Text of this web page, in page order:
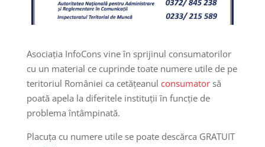
Asociația InfoCons vine în sprijinul consumatorilor
cu un material ce cuprinde toate numere utile de pe
teritoriul României ca cetățeanul consumatorsă
poată apela la diferitele instituții în funcție de
problema întâmpinată.
Placuța cu numere utile se poate descărca GRATUIT